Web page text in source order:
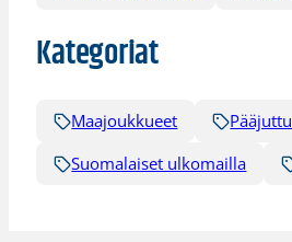
Kategoriat
Maajoukkueet
Pääjuttu
Suomalaiset ulkomailla